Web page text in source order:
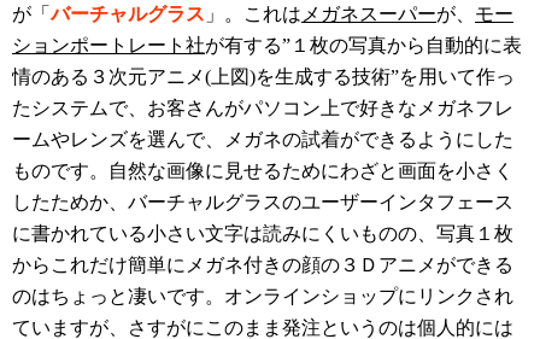
が「バーチャルグラス 」。これは メガネスーパーが、 モー
ションポートレート社が有する”１枚の写真から自動的に表
情のある３次元アニメ(上図)を生成する技術”を用いて作っ
たシステムで、お客さんがパソコン上で好きなメガネフレ
ームやレンズを選んで、メガネの試着ができるようにした
ものです。自然な画像に見せるためにわざと画面を小さく
したためか、バーチャルグラスのユーザーインタフェース
に書かれている小さい文字は読みにくいものの、写真１枚
からこれだけ簡単にメガネ付きの顔の３Ｄアニメができる
のはちょっと凄いです。オンラインショップにリンクされ
ていますが、さすがにこのまま発注というのは個人的には